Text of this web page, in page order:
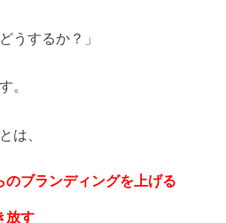
うするか？」
。
は、
ブランディングを上げる
放す